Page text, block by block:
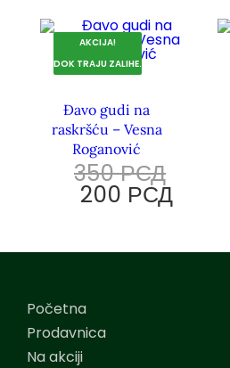
AKCIJA!
DOK TRAJU ZALIHE.
Đavo gudi na
raskršću – Vesna
Roganović
350РСД
200 РСД
Početna
Prodavnica
Na akciji